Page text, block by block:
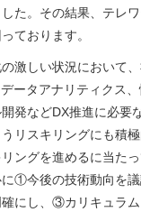
た。その結果、テレ
ております。
激しい状況において
ータアナリティクス
発などDX推進に必要
リスキリングにも積
ングを進めるに当た
に①今後の技術動向を
にし、③カリキュラム